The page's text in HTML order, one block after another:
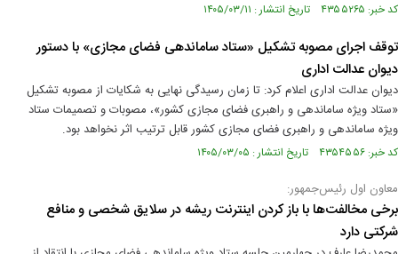
کد خبر: ۴۳۵۵۲۶۵ تاریخ انتشار : ۱۴۰۵/۰۳/۱۱
توقف اجرای مصوبه تشکیل «ستاد ساماندهی فضای مجازی» با دستور
دیوان عدالت اداری
دیوان عدالت اداری اعلام کرد: تا زمان رسیدگی نهایی به شکایات از مصوبه تشکیل
«ستاد ویژه ساماندهی و راهبری فضای مجازی کشور»، مصوبات و تصمیمات ستاد
ویژه ساماندهی و راهبری فضای مجازی کشور قابل ترتیب اثر نخواهد بود.
کد خبر: ۴۳۵۴۵۵۶ تاریخ انتشار : ۱۴۰۵/۰۳/۰۵
معاون اول رئیس‌جمهور:
برخی مخالفت‌ها با باز کردن اینترنت ریشه‌ در سلایق شخصی و منافع
شرکتی دارد